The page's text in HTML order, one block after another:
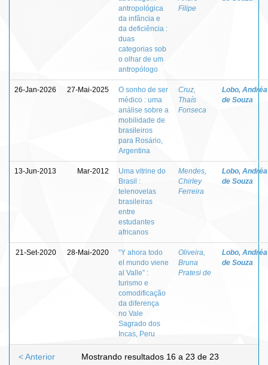
antropológica
da infância e
da deficiência :
duas
categorias sob
o olhar de um
antropólogo
Filipe
26-Jan-2026 27-Mai-2025
O sonho de ser
médico : uma
análise sobre a
mobilidade de
brasileiros
para Rosário,
Argentina
Cruz,
Thaís
Fonseca
Lobo, Andréa
de Souza
13-Jun-2013 Mar-2012
Uma vitrine do
Brasil :
telenovelas
brasileiras
entre
estudantes
africanos
Mendes,
Chirley
Ferreira
Lobo, Andréa
de Souza
21-Set-2020 28-Mai-2020
“Y ahora todo
el mundo viene
al Valle” :
turismo e
comodificação
da diferença
no Vale
Sagrado dos
Incas, Peru
Oliveira,
Bruna
Pratesi de
Lobo, Andréa
de Souza
Mostrando resultados 16 a 23 de 23
< Anterior